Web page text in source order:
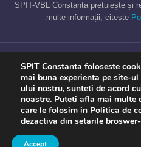
SPIT-VBL Constanța prețuiește și
multe informații, citește
Taxe
TU contezi Opinia ta Apel
SPIT Constanta foloseste
mai buna experienta pe site-
ului nostru, sunteti de acord
noastre. Puteti afla mai multe
care le folosim in Politica de
dezactiva din setarile
Accept